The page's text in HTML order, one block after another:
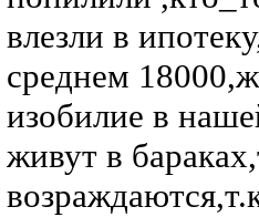
влезли в
среднем
изобилие в
живут в